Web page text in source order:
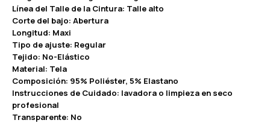
Línea del Talle de la Cintura: Talle alto
Corte del bajo: Abertura
Longitud: Maxi
Tipo de ajuste: Regular
Tejido: No-Elástico
Material: Tela
Composición: 95% Poliéster, 5% Elastano
Instrucciones de Cuidado: lavadora o limpieza en seco
profesional
Transparente: No